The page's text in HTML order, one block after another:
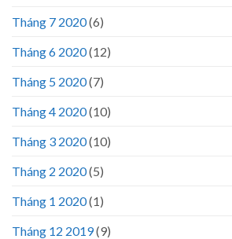
Tháng 7 2020(6)
Tháng 6 2020(12)
Tháng 5 2020(7)
Tháng 4 2020(10)
Tháng 3 2020(10)
Tháng 2 2020(5)
Tháng 1 2020(1)
Tháng 12 2019(9)